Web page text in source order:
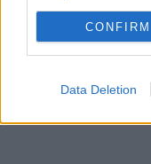
CONFIRM
Data Deletion